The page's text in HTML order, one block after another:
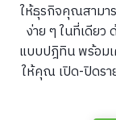
ให้ธุรกิจคุณสามา
ง่าย ๆ ในที่เดียว
แบบปฎิทิน พร้อม
ให้คุณ เปิด-ปิดรา